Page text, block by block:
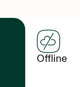
Offline